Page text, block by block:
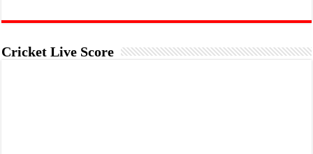
Cricket Live Score